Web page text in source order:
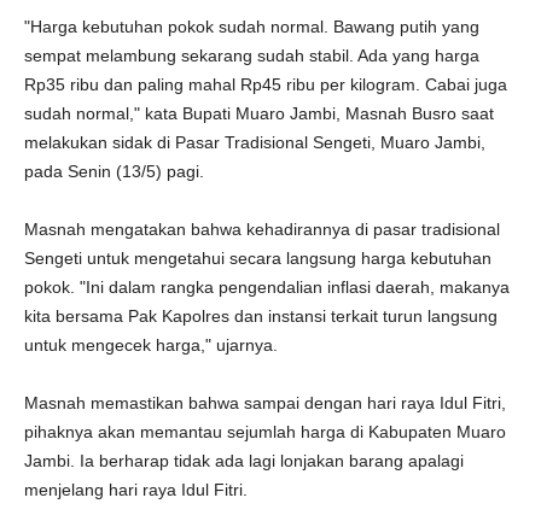
"Harga kebutuhan pokok sudah normal. Bawang putih yang
sempat melambung sekarang sudah stabil. Ada yang harga
Rp35 ribu dan paling mahal Rp45 ribu per kilogram. Cabai juga
sudah normal," kata Bupati Muaro Jambi, Masnah Busro saat
melakukan sidak di Pasar Tradisional Sengeti, Muaro Jambi,
pada Senin (13/5) pagi.
Masnah mengatakan bahwa kehadirannya di pasar tradisional
Sengeti untuk mengetahui secara langsung harga kebutuhan
pokok. "Ini dalam rangka pengendalian inflasi daerah, makanya
kita bersama Pak Kapolres dan instansi terkait turun langsung
untuk mengecek harga," ujarnya.
Masnah memastikan bahwa sampai dengan hari raya Idul Fitri,
pihaknya akan memantau sejumlah harga di Kabupaten Muaro
Jambi. Ia berharap tidak ada lagi lonjakan barang apalagi
menjelang hari raya Idul Fitri.